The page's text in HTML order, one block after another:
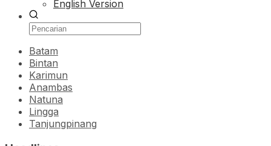
English Version
Batam
Bintan
Karimun
Anambas
Natuna
Lingga
Tanjungpinang